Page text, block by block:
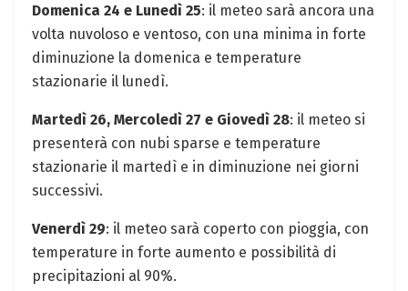
Domenica 24 e Lunedì 25: il meteo sarà ancora una
volta nuvoloso e ventoso, con una minima in forte
diminuzione la domenica e temperature
stazionarie il lunedì.
Martedì 26, Mercoledì 27 e Giovedì 28: il meteo si
presenterà con nubi sparse e temperature
stazionarie il martedì e in diminuzione nei giorni
successivi.
Venerdì 29: il meteo sarà coperto con pioggia, con
temperature in forte aumento e possibilità di
precipitazioni al 90%.